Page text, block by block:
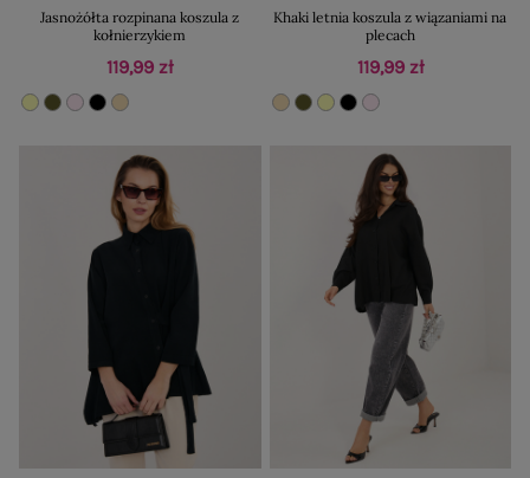
Jasnożółta rozpinana koszula z
kołnierzykiem
119,99 zł
Khaki letnia koszula z wiązaniami na
plecach
119,99 zł